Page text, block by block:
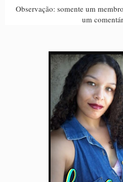
Observação: somente um
um